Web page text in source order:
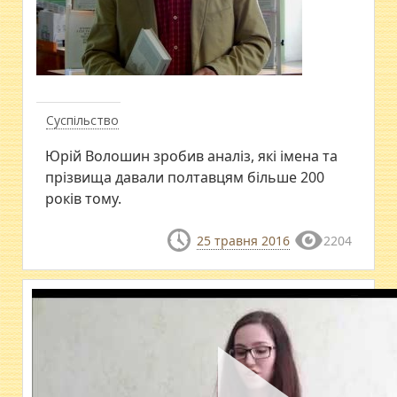
Суспільство
Юрій Волошин зробив аналіз, які імена та
прізвища давали полтавцям більше 200
років тому.
25 травня 2016 2204